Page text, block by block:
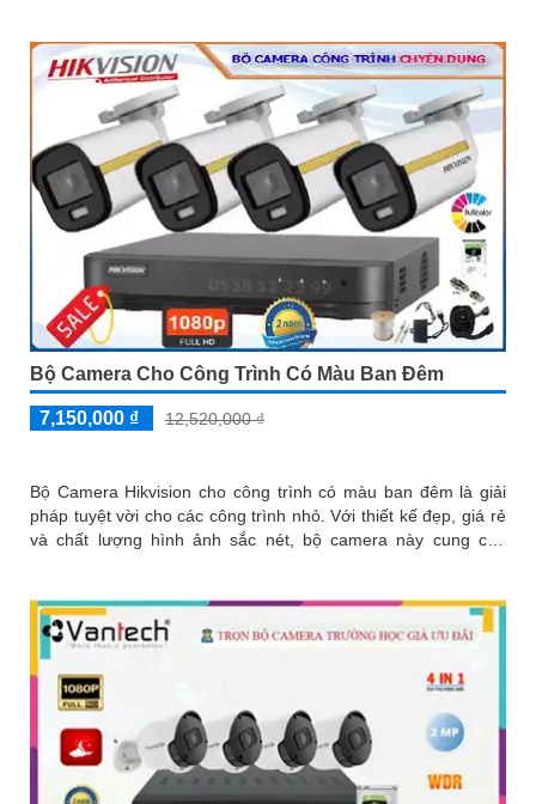
Bộ Camera Cho Công Trình Có Màu Ban Đêm
7,150,000 ₫ 12,520,000 ₫
Bộ Camera Hikvision cho công trình có màu ban đêm là giải
pháp tuyệt vời cho các công trình nhỏ. Với thiết kế đẹp, giá rẻ
và chất lượng hình ảnh sắc nét, bộ camera này cung cấp